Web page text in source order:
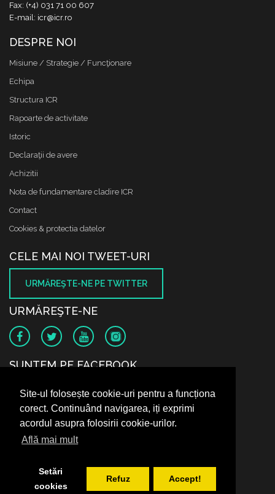
Site-ul folosește cookie-uri pentru a funcționa
corect. Continuând navigarea, iți exprimi
acordul asupra folosirii cookie-urilor.
Află mai mult
Setări
cookies
Refuz Accept!
Fax: (+4) 031 71 00 607
E-mail: icr@icr.ro
DESPRE NOI
Misiune / Strategie / Funcţionare
Echipa
Structura ICR
Rapoarte de activitate
Istoric
Declaraţii de avere
Achizitii
Nota de fundamentare cladire ICR
Contact
Cookies & protectia datelor
CELE MAI NOI TWEET-URI
URMĂREŞTE-NE PE TWITTER
URMĂREŞTE-NE
SUNTEM PE FACEBOOK